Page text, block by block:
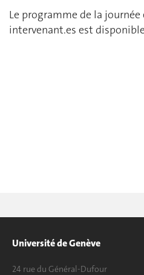
Le programme de la
intervenant.es est
Université de Genève
24 rue du Général-Dufour